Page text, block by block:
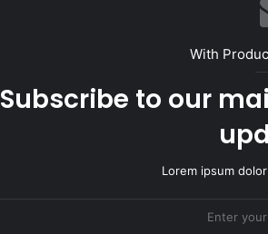
With
Subscribe to our
Lorem ipsum